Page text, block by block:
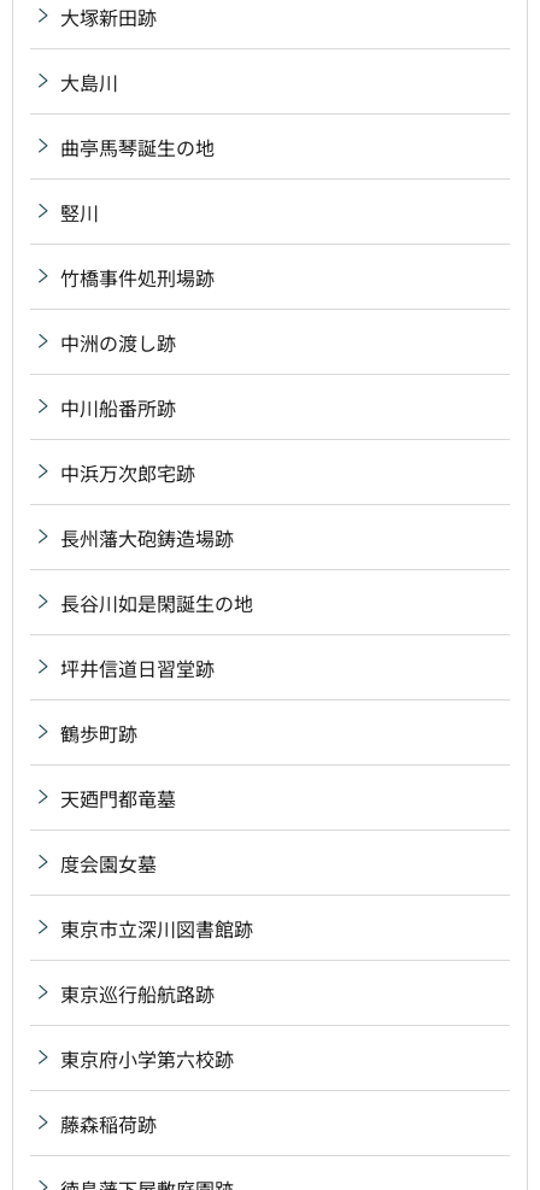
大塚新田跡
大島川
曲亭馬琴誕生の地
竪川
竹橋事件処刑場跡
中洲の渡し跡
中川船番所跡
中浜万次郎宅跡
長州藩大砲鋳造場跡
長谷川如是閑誕生の地
坪井信道日習堂跡
鶴歩町跡
天廼門都竜墓
度会園女墓
東京市立深川図書館跡
東京巡行船航路跡
東京府小学第六校跡
藤森稲荷跡